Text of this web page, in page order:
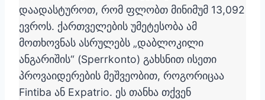
დაადასტუროთ, რომ ფლობთ მინიმუმ 13,092
ევროს. ქართველების უმეტესობა ამ
მოთხოვნას ასრულებს „დაბლოკილი
ანგარიშის“ (Sperrkonto) გახსნით ისეთი
პროვაიდერების მეშვეობით, როგორიცაა
Fintiba ან Expatrio. ეს თანხა თქვენ